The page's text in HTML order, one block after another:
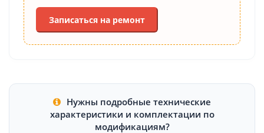
Записаться на ремонт
Нужны подробные технические
характеристики и комплектации по
модификациям?